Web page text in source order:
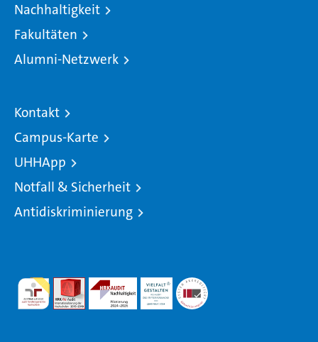
Nachhaltigkeit
Fakultäten
Alumni-Netzwerk
Kontakt
Campus-Karte
UHHApp
Notfall & Sicherheit
Antidiskriminierung